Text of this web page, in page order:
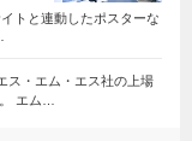
トと連動したポスターな
ス・エム・エス社の上場
エム…